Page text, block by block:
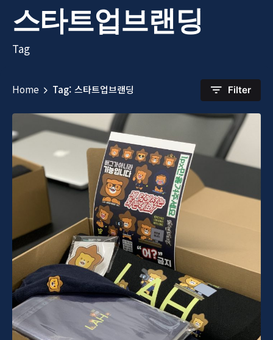
스타트업브랜딩
Tag
Home Tag: 스타트업브랜딩 Filter